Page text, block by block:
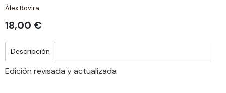
Álex Rovira
18,00 €
Descripción
Edición revisada y actualizada